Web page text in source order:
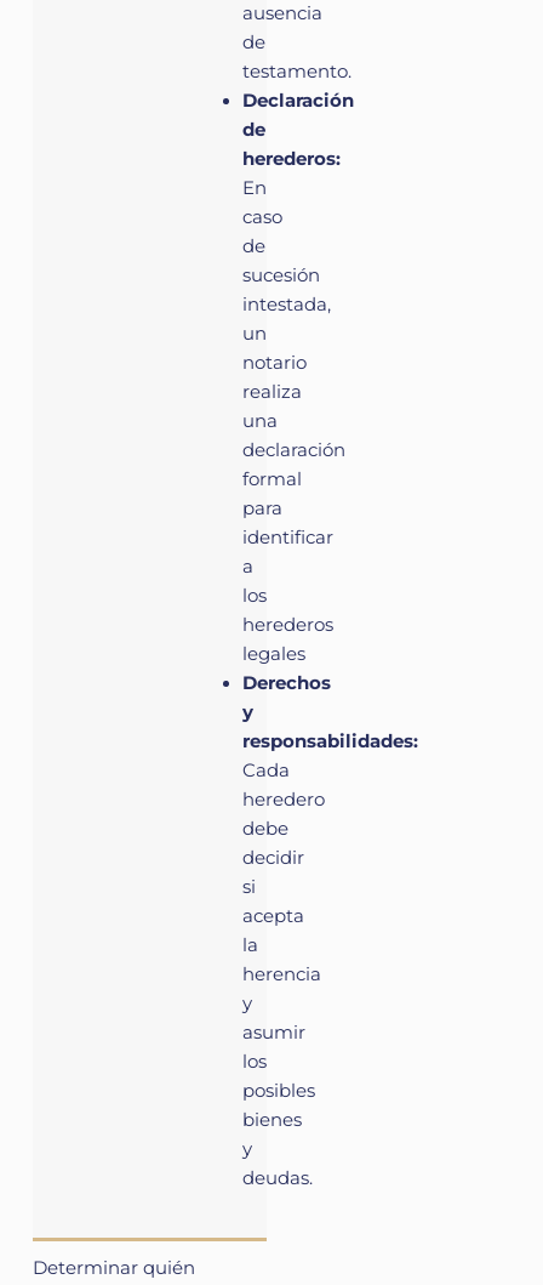
ausencia
de
testamento.
Declaración
de
herederos:
En
caso
de
sucesión
intestada,
un
notario
realiza
una
declaración
formal
para
identificar
a
los
herederos
legales
Derechos
y
responsabilidades:
Cada
heredero
debe
decidir
si
acepta
la
herencia
y
asumir
los
posibles
bienes
y
deudas.
Determinar quién